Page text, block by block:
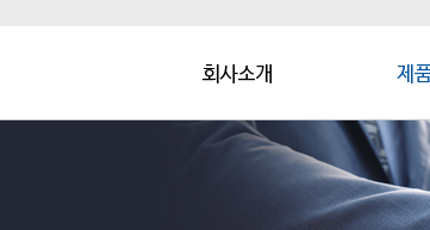
인사말
인
가
기